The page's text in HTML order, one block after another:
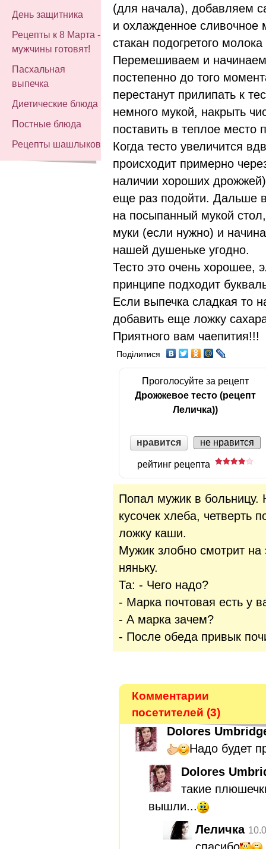
День защитника
Рецепты к 8 Марта -
мужчины готовят!
Пасхальная
выпечка
Диетические блюда
Постные блюда
Рецепты шашлыков
(для начала), добавляем
и охлажденное
стакан подогретого
Перемешиваем и
постепенно до того
перестанут прилипать к
немного мукой, накрыть
поставить в теплое место
Когда тесто увеличится
происходит примерно
наличии хороших
еще раз подойти. Дальше
на посыпанный мукой
муки (если нужно) и
нашей душеньке угодно.
Тесто это очень хорошее,
принципе подходит
Если выпечка сладкая то
добавить еще ложку
Приятного вам чаепития!!!
Поділитися
Проголосуйте за рецепт
Дрожжевое тесто (рецепт
Леличка))
нравится не нравится
рейтинг рецепта
Попал мужик в больницу.
кусочек хлеба, четверть
ложку каши.
Мужик злобно смотрит на
няньку.
Та: - Чего надо?
- Марка почтовая есть у
- А марка зачем?
- После обеда привык
Комментарии
посетителей (3)
Dolores
Надо будет
Dolores
такие
вышли...
Леличка